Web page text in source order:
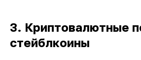
3. Криптовалютные
стейблкоины